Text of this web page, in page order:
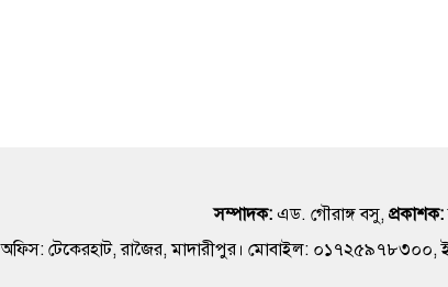
সম্পাদক: এড. গৌরাঙ্গ বসু, প্রকাশক:
অফিস: টেকেরহাট, রাজৈর, মাদারীপুর। মোবাইল: